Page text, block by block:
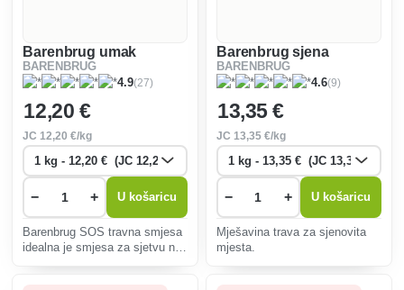
Barenbrug umak
BARENBRUG
4.9(27)
12,20 €
JC12,20 €/kg
− + U košaricu
Barenbrug SOS travna smjesa
idealna je smjesa za sjetvu na
Barenbrug sjena
BARENBRUG
4.6(9)
13,35 €
JC 13,35 €/kg
− + U košaricu
Mješavina trava za sjenovita
mjesta.